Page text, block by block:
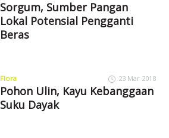
Sorgum, Sumber Pangan
Lokal Potensial Pengganti
Beras
Flora 23 Mar 2018
Pohon Ulin, Kayu Kebanggaan
Suku Dayak